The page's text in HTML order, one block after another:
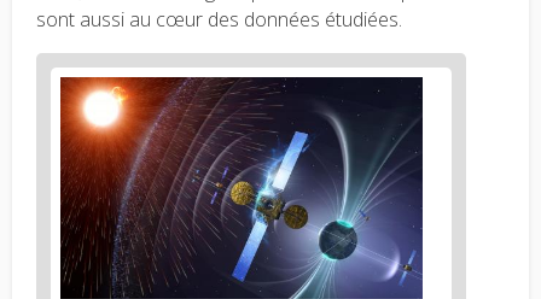
sont aussi au cœur des données étudiées.